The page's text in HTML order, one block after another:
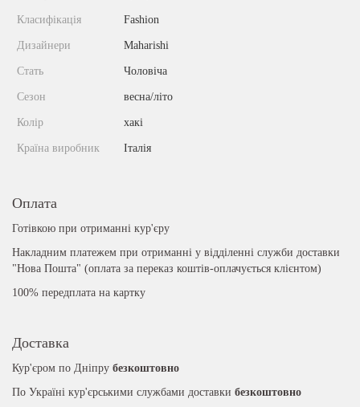
Класифікація Fashion
Дизайнери Maharishi
Стать Чоловіча
Сезон весна/літо
Колір хакі
Країна виробник Італія
Оплата
Готівкою при отриманні кур'єру
Накладним платежем при отриманні у відділенні служби доставки
"Нова Пошта" (оплата за переказ коштів-оплачується клієнтом)
100% передплата на картку
Доставка
Кур'єром по Дніпру безкоштовно
По Україні кур'єрськими службами доставки безкоштовно